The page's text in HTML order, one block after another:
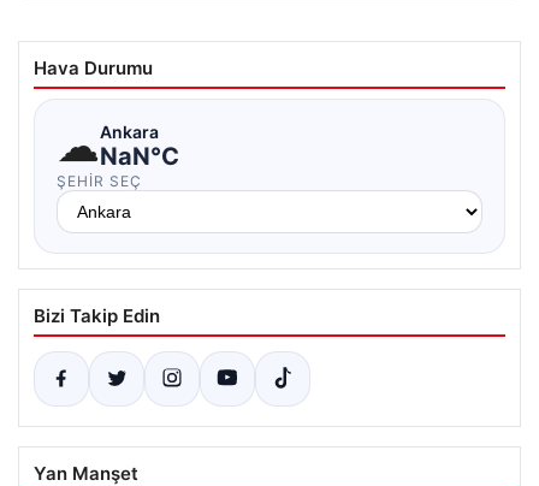
Hava Durumu
☁Ankara
NaN°C
ŞEHIR SEÇ
Bizi Takip Edin
Yan Manşet